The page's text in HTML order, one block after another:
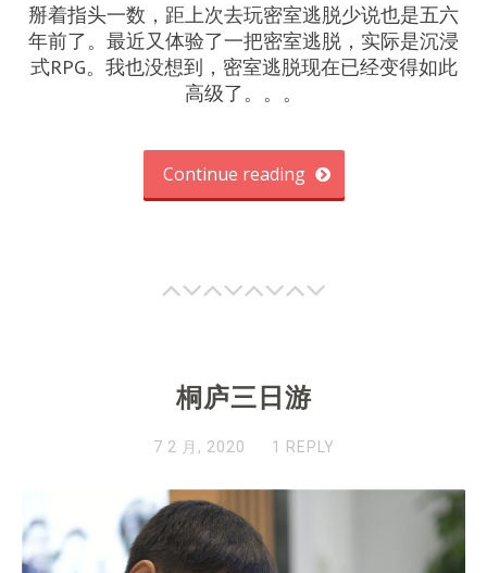
掰着指头一数，距上次去玩密室逃脱少说也是五六
年前了。最近又体验了一把密室逃脱，实际是沉浸
式RPG。我也没想到，密室逃脱现在已经变得如此
高级了。。。
Continue reading
桐庐三日游
7 2 月, 2020 1 REPLY